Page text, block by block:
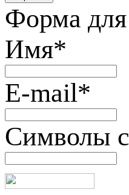
Форма
Имя*
E-mail*
Символы